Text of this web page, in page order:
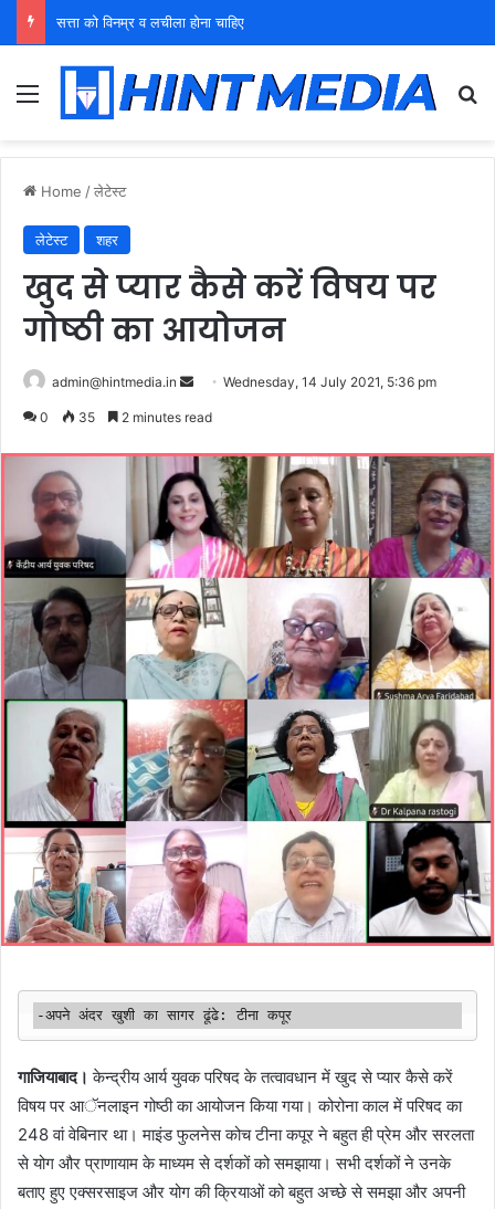
युवा शक्ति को पहचाने बूढ़ा नेतृत्व
Menu
Home /लेटेस्ट
लेटेस्ट शहर
खुद से प्यार कैसे करें विषय पर
गोष्ठी का आयोजन
admin@hintmedia.in
SendWednesday, 14 July 2021, 5:36 pm
0 35 2 minutes read
-अपने अंदर खुशी का सागर ढूंढे: टीना कपूर
गाजियाबाद। केन्द्रीय आर्य युवक परिषद के तत्वावधान में खुद से प्यार कैसे करें
विषय पर आॅनलाइन गोष्ठी का आयोजन किया गया। कोरोना काल में परिषद का
248 वां वेबिनार था। माइंड फुलनेस कोच टीना कपूर ने बहुत ही प्रेम और सरलता
से योग और प्राणायाम के माध्यम से दर्शकों को समझाया। सभी दर्शकों ने उनके
बताए हुए एक्सरसाइज और योग की क्रियाओं को बहुत अच्छे से समझा और अपनी